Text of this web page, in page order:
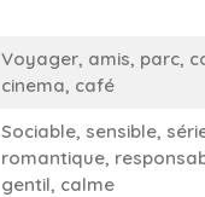
Voyager, amis, parc,
cinema, café
Sociable, sensible,
romantique,
gentil, calme